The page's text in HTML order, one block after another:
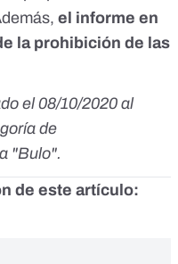
el informe en
la prohibición de las
el 08/10/2020 al
de
"Bulo".
de este artículo: